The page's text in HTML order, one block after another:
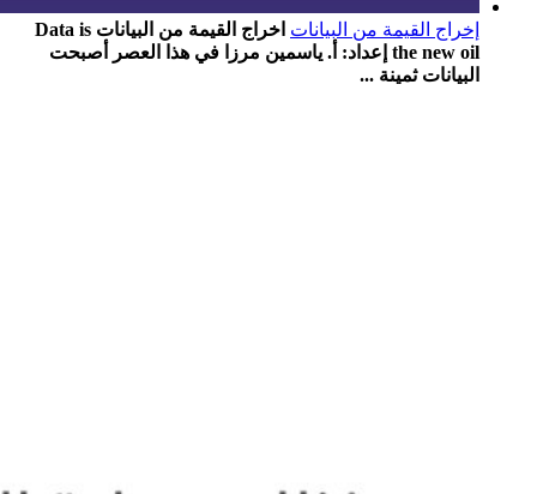
إخراج القيمة من البيانات
اخراج القيمة من البيانات Data is
the new oil إعداد: أ. ياسمين مرزا في هذا العصر أصبحت
البيانات ثمينة ...